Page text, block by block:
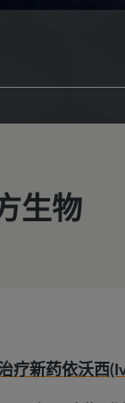
生物
疗新药依沃西